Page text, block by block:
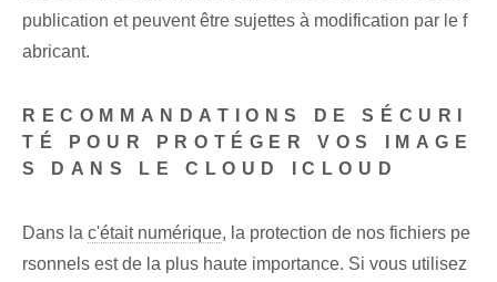
publication et peuvent être sujettes à modification par le f
abricant.
RECOMMANDATIONS DE SÉCURI
TÉ POUR PROTÉGER VOS IMAGE
S DANS LE CLOUD ICLOUD
Dans la c'était numérique, la protection de nos fichiers pe
rsonnels est de la plus haute importance. Si vous utilisez